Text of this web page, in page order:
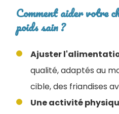
Comment aider votre
poids sain ?
Ajuster
qualité, adaptés au
cible, des friandises
Une activité